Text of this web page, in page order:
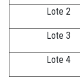
Lote 2
Lote 3
Lote 4